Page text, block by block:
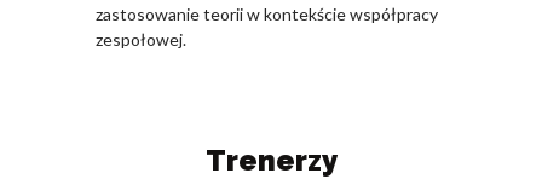
zastosowanie teorii w kontekście współpracy
zespołowej.
Trenerzy